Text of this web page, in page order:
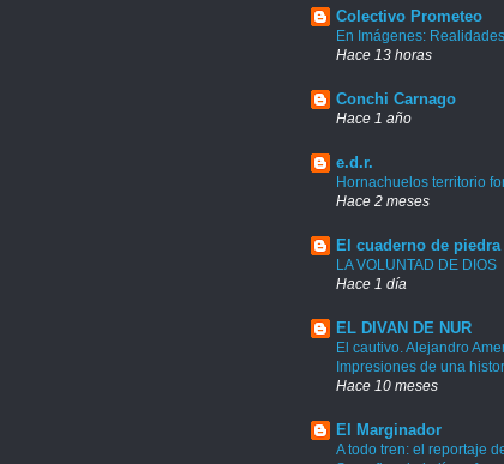
Colectivo Prometeo
En Imágenes:
Hace 13 horas
Conchi Carnago
Hace 1 año
e.d.r.
Hornachuelos territorio
Hace 2 meses
El cuaderno de piedra
LA VOLUNTAD DE DIOS
Hace 1 día
EL DIVAN DE NUR
El cautivo. Alejandro
Impresiones de una
Hace 10 meses
El Marginador
A todo tren: el reportaje